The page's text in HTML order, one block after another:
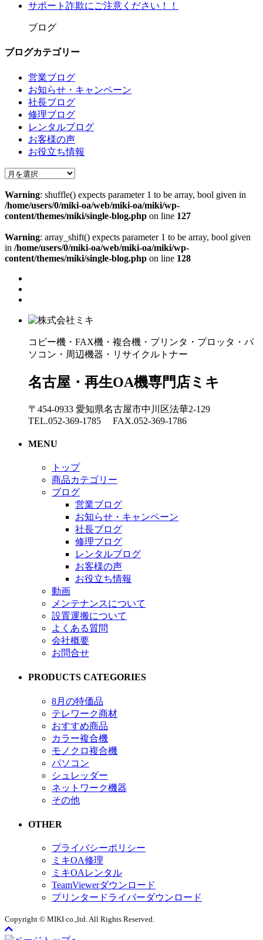
サポート詐欺にご注意ください！！
ブログ
ブログカテゴリー
営業ブログ
お知らせ・キャンペーン
社長ブログ
修理ブログ
レンタルブログ
お客様の声
お役立ち情報
Warning: shuffle() expects parameter 1 to be array, bool given in
/home/users/0/miki-oa/web/miki-oa/miki/wp-
content/themes/miki/single-blog.php on line 127
Warning: array_shift() expects parameter 1 to be array, bool given
in /home/users/0/miki-oa/web/miki-oa/miki/wp-
content/themes/miki/single-blog.php on line 128
コピー機・FAX機・複合機・プリンタ・プロッタ・パ
ソコン・周辺機器・リサイクルトナー
名古屋・再生OA機専門店ミキ
〒454-0933 愛知県名古屋市中川区法華2-129
TEL.052-369-1785 FAX.052-369-1786
MENU
トップ
商品カテゴリー
ブログ
営業ブログ
お知らせ・キャンペーン
社長ブログ
修理ブログ
レンタルブログ
お客様の声
お役立ち情報
動画
メンテナンスについて
設置運搬について
よくある質問
会社概要
お問合せ
PRODUCTS CATEGORIES
8月の特価品
テレワーク商材
おすすめ商品
カラー複合機
モノクロ複合機
パソコン
シュレッダー
ネットワーク機器
その他
OTHER
プライバシーポリシー
ミキOA修理
ミキOAレンタル
TeamViewerダウンロード
プリンタードライバーダウンロード
Copyright © MIKI co.,ltd. All Rights Reserved.